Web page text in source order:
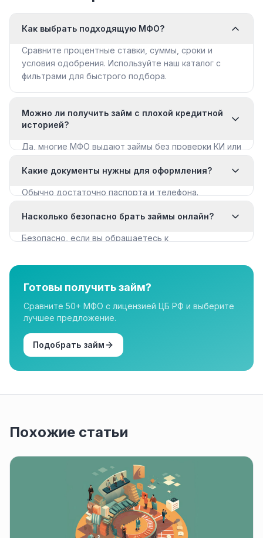
Как выбрать подходящую МФО?
Сравните процентные ставки, суммы, сроки и
условия одобрения. Используйте наш каталог с
фильтрами для быстрого подбора.
Можно ли получить займ с плохой кредитной
историей?
Да, многие МФО выдают займы без проверки КИ или
с плохой КИ».
Какие документы нужны для оформления?
Обычно достаточно паспорта и телефона.
документы для крупных сумм.
Насколько безопасно брать займы онлайн?
Безопасно, если вы обращаетесь к
организации в нашем каталоге имеют лицензию.
Готовы получить займ?
Сравните 50+ МФО с лицензией ЦБ РФ и выберите
лучшее предложение.
Подобрать займ
Похожие статьи